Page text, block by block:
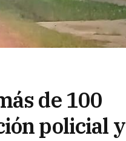
de 100
policial y